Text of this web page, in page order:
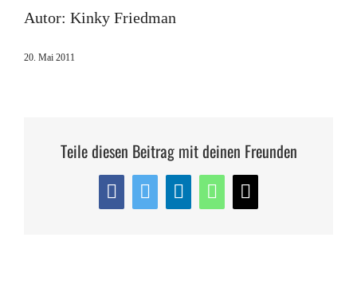
Autor: Kinky Friedman
20. Mai 2011
Teile diesen Beitrag mit deinen Freunden
Facebook
TwitterLinkedIn
WhatsApp
E-